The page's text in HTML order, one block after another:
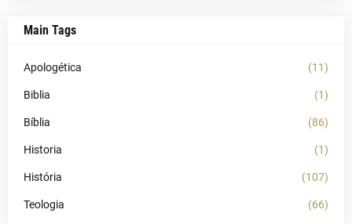
Main Tags
Apologética (11)
Biblia (1)
Bíblia (86)
Historia (1)
História (107)
Teologia (66)